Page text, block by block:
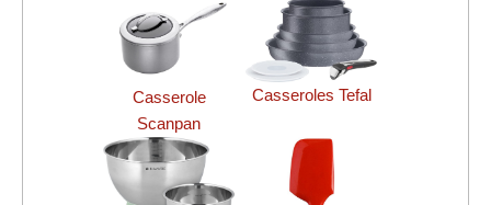
Casserole
Scanpan
Casseroles Tefal